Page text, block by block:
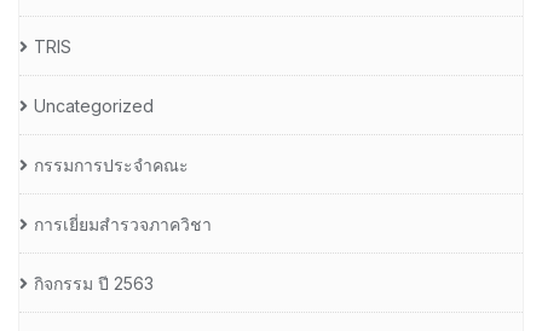
TRIS
Uncategorized
กรรมการประจำคณะ
การเยี่ยมสำรวจภาควิชา
กิจกรรม ปี 2563